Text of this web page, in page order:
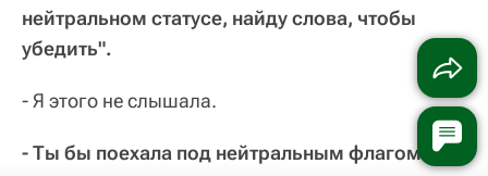
нейтральном статусе, найду слова, чтобы
убедить".
- Я этого не слышала.
- Ты бы поехала под нейтральным флагом?